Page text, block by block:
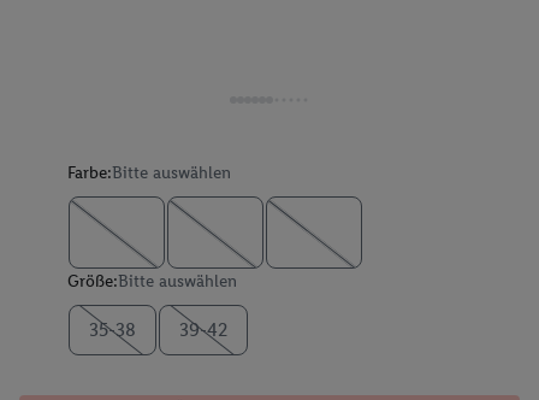
Farbe:Bitte auswählen
Größe:Bitte auswählen
35-38 39-42